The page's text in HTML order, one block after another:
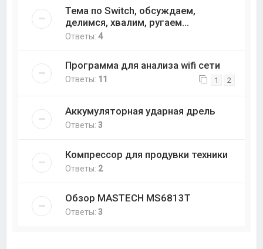
Тема по Switch, обсуждаем,
делимся, хвалим, ругаем...
Ответы:4
Программа для анализа wifi сети
Ответы: 11 1 2
Аккумуляторная ударная дрель
Ответы:3
Компрессор для продувки техники
Ответы: 2
Обзор MASTECH MS6813T
Ответы:3